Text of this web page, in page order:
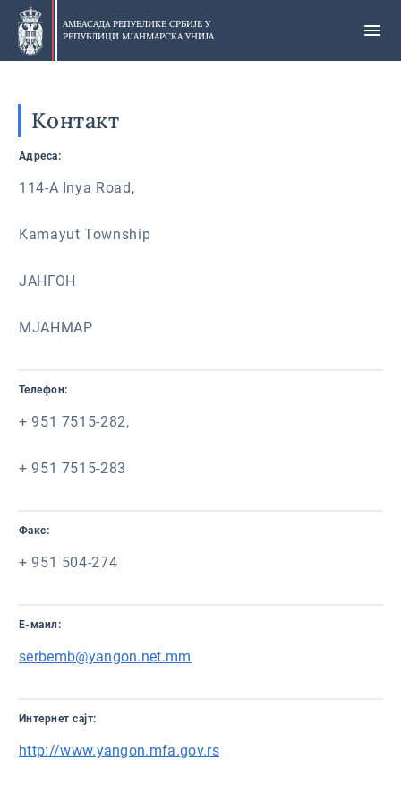
Прескочи
главни
део
АМБАСАДА РЕПУБЛИКЕ СРБИЈЕ У
РЕПУБЛИЦИ МЈАНМАРСКА УНИЈА
Контакт
Адреса:
114-A Inya Road,
Kamayut Township
ЈАНГОН
МЈАНМАР
Телефон:
+ 951 7515-282,
+ 951 7515-283
Факс:
+ 951 504-274
Е-маил:
serbemb@yangon.net.mm
Интернет сајт:
http://www.yangon.mfa.gov.rs